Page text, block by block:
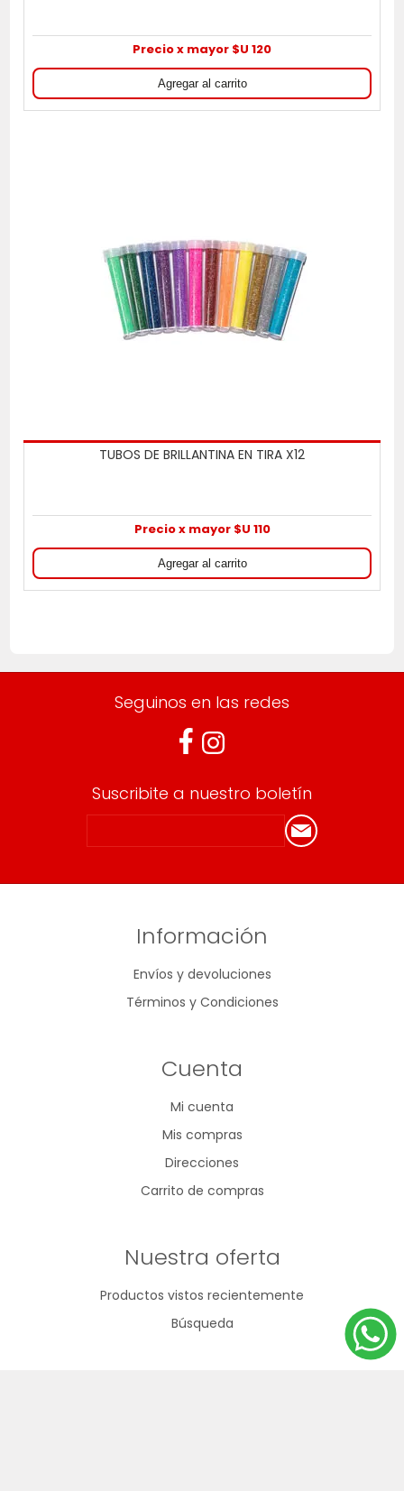
Precio x mayor $U 120
TUBOS DE BRILLANTINA EN TIRA X12
Precio x mayor $U 110
Seguinos en las redes
Suscribite a nuestro boletín
Información
Envíos y devoluciones
Términos y Condiciones
Cuenta
Mi cuenta
Mis compras
Direcciones
Carrito de compras
Nuestra oferta
Productos vistos recientemente
Búsqueda